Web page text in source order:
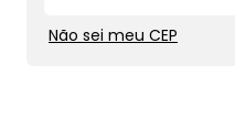
Não sei meu CEP